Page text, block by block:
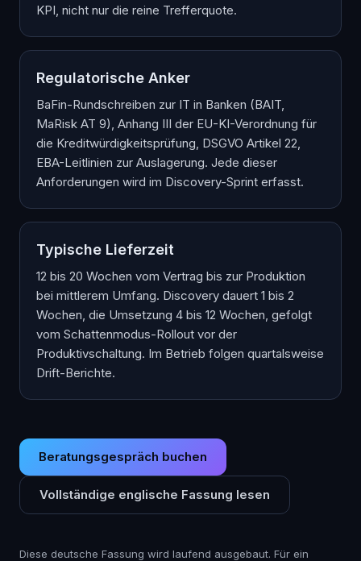
KPI, nicht nur die reine Trefferquote.
Regulatorische Anker
BaFin-Rundschreiben zur IT in Banken (BAIT,
MaRisk AT 9), Anhang III der EU-KI-Verordnung für
die Kreditwürdigkeitsprüfung, DSGVO Artikel 22,
EBA-Leitlinien zur Auslagerung. Jede dieser
Anforderungen wird im Discovery-Sprint erfasst.
Typische Lieferzeit
12 bis 20 Wochen vom Vertrag bis zur Produktion
bei mittlerem Umfang. Discovery dauert 1 bis 2
Wochen, die Umsetzung 4 bis 12 Wochen, gefolgt
vom Schattenmodus-Rollout vor der
Produktivschaltung. Im Betrieb folgen quartalsweise
Drift-Berichte.
Beratungsgespräch buchen
Vollständige englische Fassung lesen
Diese deutsche Fassung wird laufend ausgebaut. Für ein